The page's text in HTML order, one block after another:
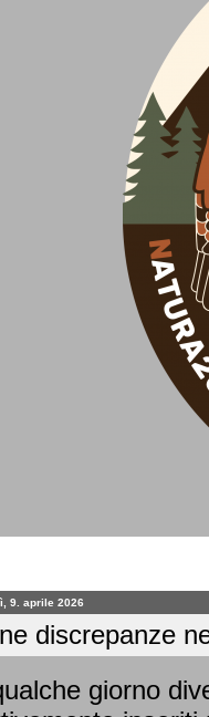
9. aprile 2026
discrepanze
giorno